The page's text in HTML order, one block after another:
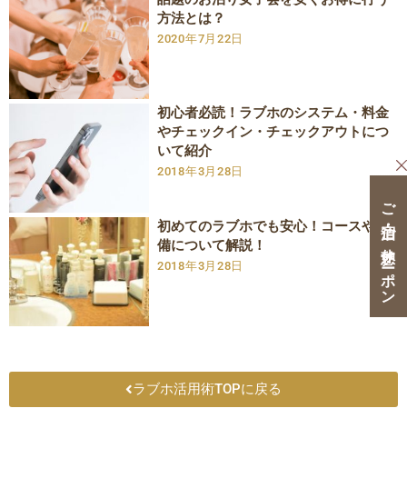
方法とは？
2020年7月22日
初心者必読！ラブホのシステム・料金
やチェックイン・チェックアウトにつ
いて紹介
2018年3月28日
初めてのラブホでも安心！コースや設
備について解説！
2018年3月28日
ラブホ活用術TOPに戻る
ご宿泊・ご休憩クーポン